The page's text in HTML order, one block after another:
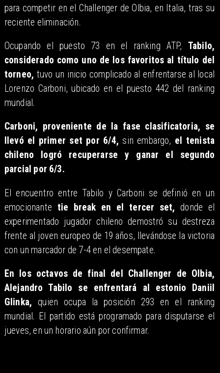
para competir en el Challenger de Olbia, en Italia, tras su
reciente eliminación.
Ocupando el puesto 73 en el ranking ATP, Tabilo,
considerado como uno de los favoritos al título del
torneo, tuvo un inicio complicado al enfrentarse al local
Lorenzo Carboni, ubicado en el puesto 442 del ranking
mundial.
Carboni, proveniente de la fase clasificatoria, se
llevó el primer set por 6/4, sin embargo, el tenista
chileno logró recuperarse y ganar el segundo
parcial por 6/3.
El encuentro entre Tabilo y Carboni se definió en un
emocionante tie break en el tercer set, donde el
experimentado jugador chileno demostró su destreza
frente al joven europeo de 19 años, llevándose la victoria
con un marcador de 7-4 en el desempate.
En los octavos de final del Challenger de Olbia,
Alejandro Tabilo se enfrentará al estonio Daniil
Glinka, quien ocupa la posición 293 en el ranking
mundial. El partido está programado para disputarse el
jueves, en un horario aún por confirmar.